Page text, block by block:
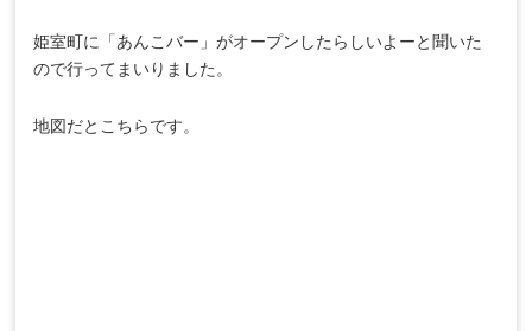
姫室町に「あんこバー」がオープンしたらしいよーと聞いた
ので行ってまいりました。
地図だとこちらです。